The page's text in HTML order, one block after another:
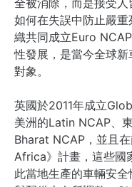
全被消除，而是接受
如何在失誤中防止嚴
織共同成立Euro
性發展，是當今全球
對象。
英國於2011年成立
美洲的Latin NCAP、
Bharat NCAP，並且
Africa》計畫，這些國
此當地生產的車輛安